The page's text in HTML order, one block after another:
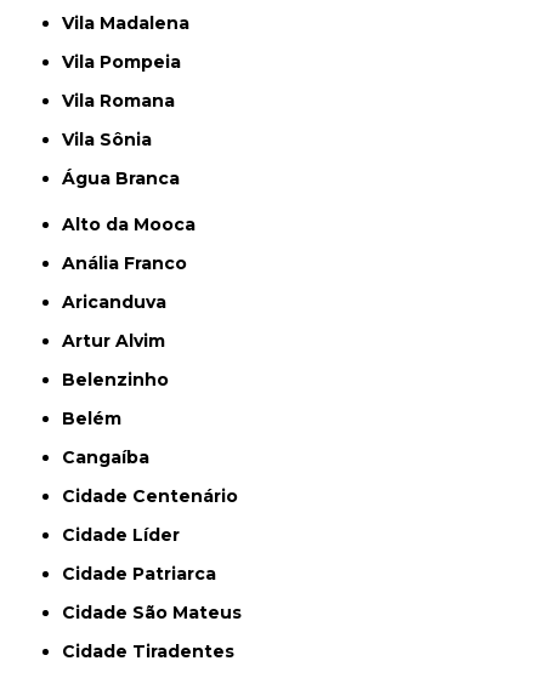
Vila Madalena
Vila Pompeia
Vila Romana
Vila Sônia
Água Branca
Alto da Mooca
Anália Franco
Aricanduva
Artur Alvim
Belenzinho
Belém
Cangaíba
Cidade Centenário
Cidade Líder
Cidade Patriarca
Cidade São Mateus
Cidade Tiradentes